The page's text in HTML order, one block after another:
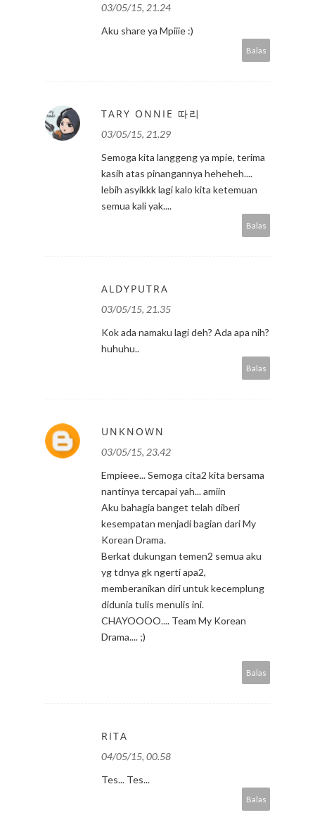
03/05/15, 21.24
Aku share ya Mpiiie :)
Balas
TARY ONNIE 따리
03/05/15, 21.29
Semoga kita langgeng ya mpie, terima
kasih atas pinangannya heheheh....
lebih asyikkk lagi kalo kita ketemuan
semua kali yak....
Balas
ALDYPUTRA
03/05/15, 21.35
Kok ada namaku lagi deh? Ada apa nih?
huhuhu..
Balas
UNKNOWN
03/05/15, 23.42
Empieee... Semoga cita2 kita bersama
nantinya tercapai yah... amiin
Aku bahagia banget telah diberi
kesempatan menjadi bagian dari My
Korean Drama.
Berkat dukungan temen2 semua aku
yg tdnya gk ngerti apa2,
memberanikan diri untuk kecemplung
didunia tulis menulis ini.
CHAYOOOO.... Team My Korean
Drama.... ;)
Balas
RITA
04/05/15, 00.58
Tes... Tes...
Balas